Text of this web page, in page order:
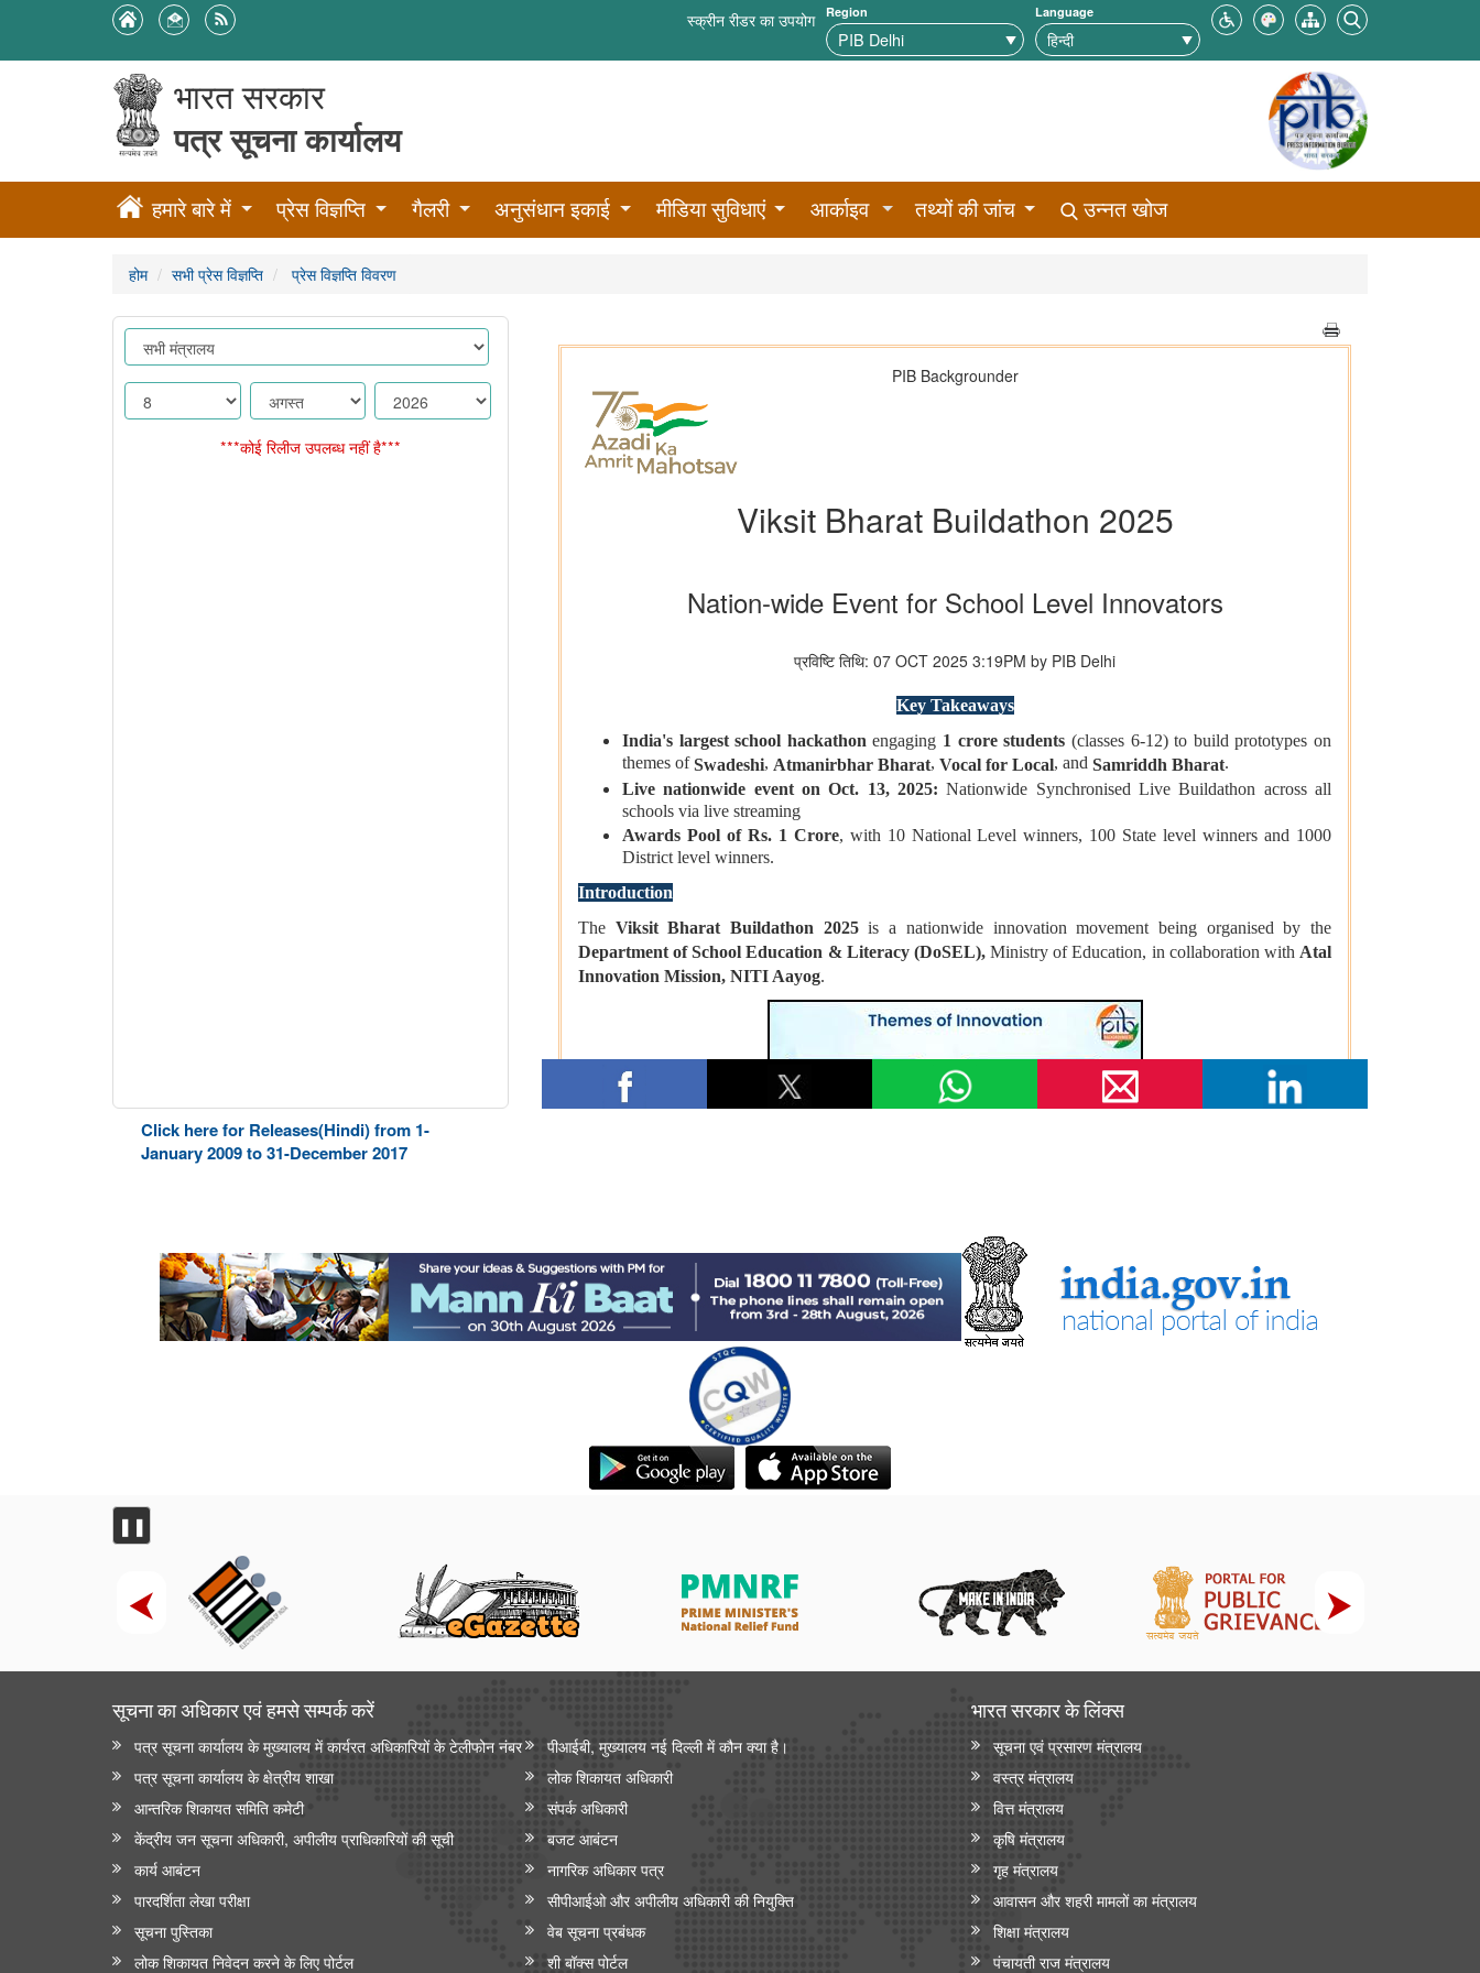
स्क्रीन रीडर का उपयोग Region Language
भारत सरकार
पत्र सूचना कार्यालय
हमारे बारे में प्रेस विज्ञप्ति गैलरी अनुसंधान इकाई मीडिया सुविधाएं आर्काइव तथ्यों की जांच उन्नत खोज
होम सभी प्रेस विज्ञप्ति प्रेस विज्ञप्ति विवरण
***कोई रिलीज उपलब्ध नहीं है***
Click here for Releases(Hindi) from 1-
January 2009 to 31-December 2017
❚❚
सूचना का अधिकार एवं हमसे सम्‍पर्क करें
पत्र सूचना कार्यालय के मुख्यालय में कार्यरत अधिकारियों के टेलीफोन नंबर
पीआईबी, मुख्यालय नई दिल्ली में कौन क्या है।
पत्र सूचना कार्यालय के क्षेत्रीय शाखा
लोक शिकायत अधिकारी
आन्‍तरिक शिकायत समिति कमेटी
संपर्क अधिकारी
केंद्रीय जन सूचना अधिकारी, अपीलीय प्राधिकारियों की सूची
बजट आबंटन
कार्य आबंटन
नागरिक अधिकार पत्र
पारदर्शिता लेखा परीक्षा
सीपीआईओ और अपी‍लीय अधिकारी की नियुक्ति
सूचना पुस्तिका
वेब सूचना प्रबंधक
लोक शिकायत निवेदन करने के लिए पोर्टल
शी बॉक्स पोर्टल
भारत सरकार के लिंक्‍स
सूचना एवं प्रसारण मंत्रालय
वस्त्र मंत्रालय
वित्त मंत्रालय
कृषि मंत्रालय
गृह मंत्रालय
आवासन और शहरी मामलों का मंत्रालय
शिक्षा मंत्रालय
पंचायती राज मंत्रालय